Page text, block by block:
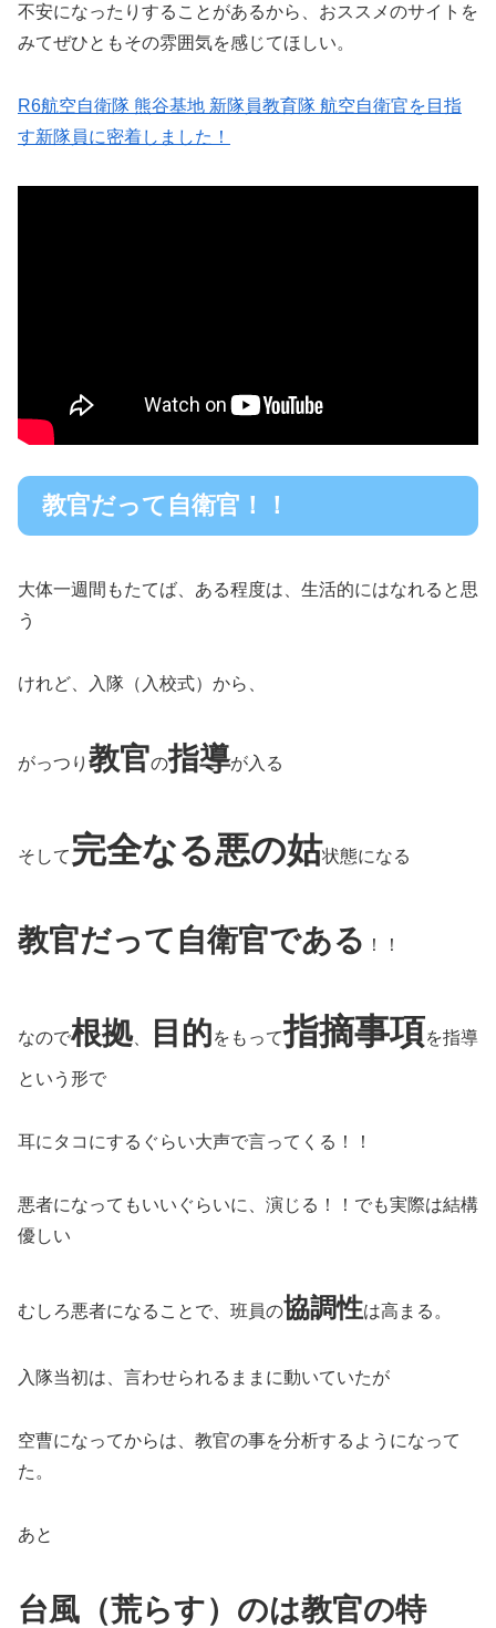
不安になったりすることがあるから、おススメのサイトを
みてぜひともその雰囲気を感じてほしい。
R6航空自衛隊 熊谷基地 新隊員教育隊 航空自衛官を目指
す新隊員に密着しました！
教官だって自衛官！！
大体一週間もたてば、ある程度は、生活的にはなれると思
う
けれど、入隊（入校式）から、
がっつり 教官の指導が入る
そして 完全なる悪の姑状態になる
教官だって自衛官である ！！
なので根拠、 目的をもって指摘事項を指導
という形で
耳にタコにするぐらい大声で言ってくる！！
悪者になってもいいぐらいに、演じる！！でも実際は結構
優しい
むしろ悪者になることで、班員の協調性は高まる。
入隊当初は、言わせられるままに動いていたが
空曹になってからは、教官の事を分析するようになって
た。
あと
台風（荒らす）のは教官の特